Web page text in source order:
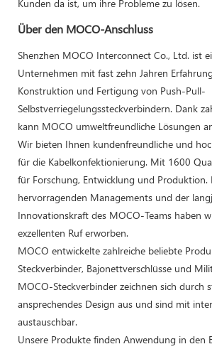
Kunden da ist, um ihre Probleme zu lösen.
Über den MOCO-Anschluss
Shenzhen MOCO Interconnect Co., Ltd. ist
Unternehmen mit fast zehn Jahren
Konstruktion und Fertigung von Push-Pull-
Selbstverriegelungssteckverbindern. Dank
kann MOCO umweltfreundliche Lösungen
Wir bieten Ihnen kundenfreundliche und
für die Kabelkonfektionierung. Mit 1600
für Forschung, Entwicklung und Produktion.
hervorragenden Managements und der
Innovationskraft des MOCO-Teams haben
exzellenten Ruf erworben.
MOCO entwickelte zahlreiche beliebte
Steckverbinder, Bajonettverschlüsse und
MOCO-Steckverbinder zeichnen sich durch
ansprechendes Design aus und sind mit
austauschbar.
Unsere Produkte finden Anwendung in den